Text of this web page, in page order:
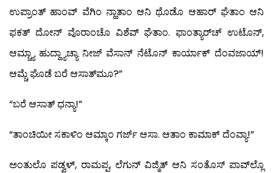
ಉಪ್ರಾಂತ್ ಹಾಂವ್ ವೆಗಿಂ ನ್ಹಾತಾಂ ಆನಿ ಥೊಡೊ ಆಹಾರ್ ಘೆತಾಂ ಆನಿ
ಫಕತ್ ದೋನ್ ವೊರಾಂಚೊ ವಿಶೆವ್ ಘೆತಾಂ. ಫಾಂತ್ಯಾರ್‌ಚ್ ಉಟೊನ್,
ಆಮ್ಚ್ಯಾ ಹುದ್ದ್ಯಾಚ್ಯಾ ನೀಜ್ ವೆಸಾನ್ ನೆಟೊನ್ ಕಾರ್ಯಾಕ್ ದೆಂವಜಾಯ್!
ಆಮ್ಚೆ ಘೊಡೆ ಬರೆ ಆಸಾತ್‍ಮೂ?”
“ಬರೆ ಆಸಾತ್ ಧನ್ಯಾ!”
“ತಾಂಚಿಯೀ ಸಕಾಳಿಂ ಆಮ್ಕಾಂ ಗರ್ಜ್ ಆಸಾ. ಆತಾಂ ಕಾಮಾಕ್ ದೆಂವ್ಯಾ!”
ಅಂತುಲೊ ಪಡ್ವಳ್, ರಾಮಪ್ಪ, ಲೆಗುನ್ ವಿಜ್ಮಿತ್ ಆನಿ ಸಂತೊಸ್ ಪಾವ್‍ಲ್ಲೊ